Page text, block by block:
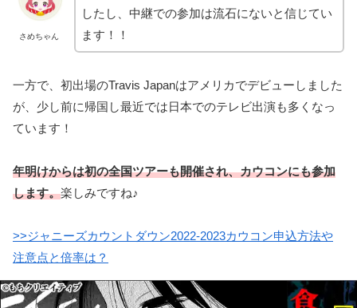
さめちゃん
したし、中継での参加は流石にないと信じてい
ます！！
一方で、初出場のTravis Japanはアメリカでデビューしました
が、少し前に帰国し最近では日本でのテレビ出演も多くなっ
ています！
年明けからは初の全国ツアーも開催され、カウコンにも参加
します。楽しみですね♪
>>ジャニーズカウントダウン2022-2023カウコン申込方法や
注意点と倍率は？